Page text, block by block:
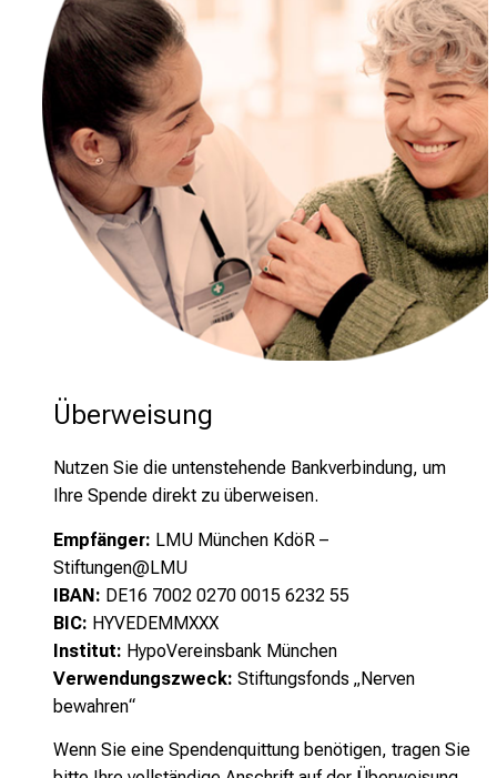
Überweisung
Nutzen Sie die untenstehende Bankverbindung, um
Ihre Spende direkt zu überweisen.
Empfänger: LMU München KdöR –
Stiftungen@LMU
IBAN: DE16 7002 0270 0015 6232 55
BIC: HYVEDEMMXXX
Institut: HypoVereinsbank München
Verwendungszweck: Stiftungsfonds „Nerven
bewahren“
Wenn Sie eine Spendenquittung benötigen, tragen Sie